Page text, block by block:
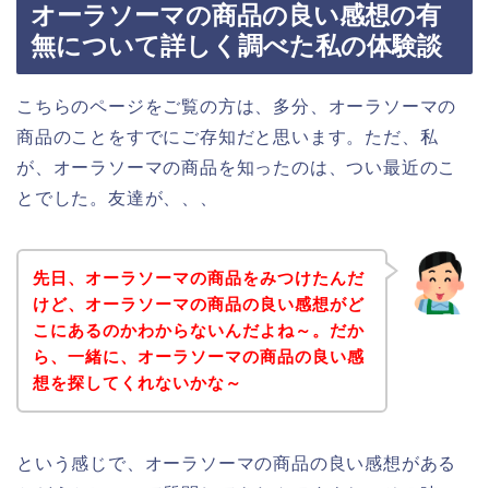
オーラソーマの商品の良い感想の有
無について詳しく調べた私の体験談
こちらのページをご覧の方は、多分、オーラソーマの
商品のことをすでにご存知だと思います。ただ、私
が、オーラソーマの商品を知ったのは、つい最近のこ
とでした。友達が、、、
先日、オーラソーマの商品をみつけたんだ
けど、オーラソーマの商品の良い感想がど
こにあるのかわからないんだよね～。だか
ら、一緒に、オーラソーマの商品の良い感
想を探してくれないかな～
という感じで、オーラソーマの商品の良い感想がある